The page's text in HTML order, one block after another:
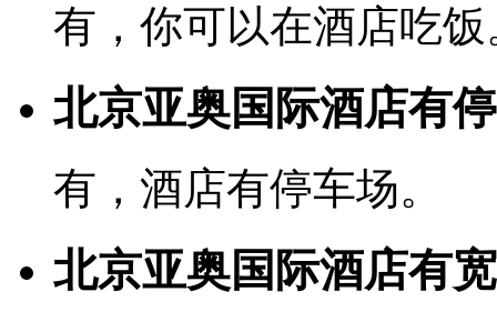
有，你可以在酒店吃饭
北京亚奥国际酒店有
有，酒店有停车场。
北京亚奥国际酒店有